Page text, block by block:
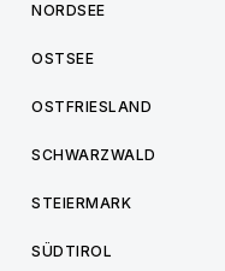
NORDSEE
OSTSEE
OSTFRIESLAND
SCHWARZWALD
STEIERMARK
SÜDTIROL